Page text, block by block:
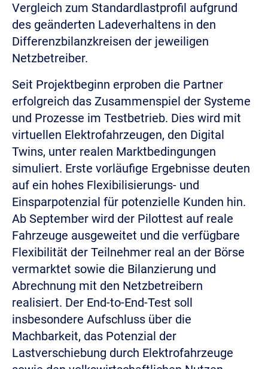
Vergleich zum Standardlastprofil aufgrund
des geänderten Ladeverhaltens in den
Differenzbilanzkreisen der jeweiligen
Netzbetreiber.
Seit Projektbeginn erproben die Partner
erfolgreich das Zusammenspiel der Systeme
und Prozesse im Testbetrieb. Dies wird mit
virtuellen Elektrofahrzeugen, den Digital
Twins, unter realen Marktbedingungen
simuliert. Erste vorläufige Ergebnisse deuten
auf ein hohes Flexibilisierungs- und
Einsparpotenzial für potenzielle Kunden hin.
Ab September wird der Pilottest auf reale
Fahrzeuge ausgeweitet und die verfügbare
Flexibilität der Teilnehmer real an der Börse
vermarktet sowie die Bilanzierung und
Abrechnung mit den Netzbetreibern
realisiert. Der End-to-End-Test soll
insbesondere Aufschluss über die
Machbarkeit, das Potenzial der
Lastverschiebung durch Elektrofahrzeuge